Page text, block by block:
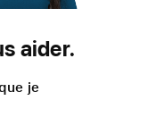
aider.
je